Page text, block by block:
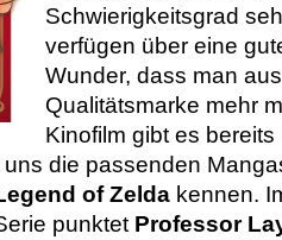
Schwierigkeitsgrad
verfügen über eine
Wunder, dass man
Qualitätsmarke mehr
Kinofilm gibt es
die passenden
of Zelda kennen.
punktet Professor